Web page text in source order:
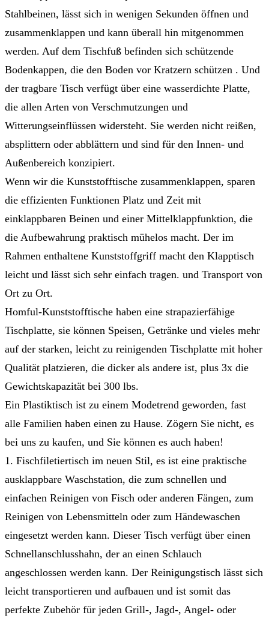
Stahlbeinen, lässt sich in wenigen Sekunden öffnen und
zusammenklappen und kann überall hin mitgenommen
werden. Auf dem Tischfuß befinden sich schützende
Bodenkappen, die den Boden vor Kratzern schützen . Und
der tragbare Tisch verfügt über eine wasserdichte Platte,
die allen Arten von Verschmutzungen und
Witterungseinflüssen widersteht. Sie werden nicht reißen,
absplittern oder abblättern und sind für den Innen- und
Außenbereich konzipiert.
Wenn wir die Kunststofftische zusammenklappen, sparen
die effizienten Funktionen Platz und Zeit mit
einklappbaren Beinen und einer Mittelklappfunktion, die
die Aufbewahrung praktisch mühelos macht. Der im
Rahmen enthaltene Kunststoffgriff macht den Klapptisch
leicht und lässt sich sehr einfach tragen. und Transport von
Ort zu Ort.
Homful-Kunststofftische haben eine strapazierfähige
Tischplatte, sie können Speisen, Getränke und vieles mehr
auf der starken, leicht zu reinigenden Tischplatte mit hoher
Qualität platzieren, die dicker als andere ist, plus 3x die
Gewichtskapazität bei 300 lbs.
Ein Plastiktisch ist zu einem Modetrend geworden, fast
alle Familien haben einen zu Hause. Zögern Sie nicht, es
bei uns zu kaufen, und Sie können es auch haben!
1. Fischfiletiertisch im neuen Stil, es ist eine praktische
ausklappbare Waschstation, die zum schnellen und
einfachen Reinigen von Fisch oder anderen Fängen, zum
Reinigen von Lebensmitteln oder zum Händewaschen
eingesetzt werden kann. Dieser Tisch verfügt über einen
Schnellanschlusshahn, der an einen Schlauch
angeschlossen werden kann. Der Reinigungstisch lässt sich
leicht transportieren und aufbauen und ist somit das
perfekte Zubehör für jeden Grill-, Jagd-, Angel- oder